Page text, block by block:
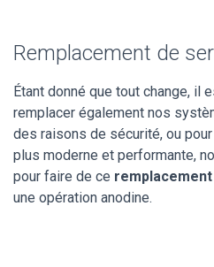
Remplacement de
Étant donné que tout change, il
remplacer également nos
des raisons de sécurité, ou
plus moderne et performante,
pour faire de ce
une opération anodine.